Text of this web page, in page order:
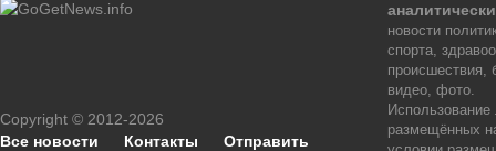
Copyright © 2012-2026
Все новости
Контакты
Отправить
новости
спорта,
происшествия,
видео, фото.
размещённых